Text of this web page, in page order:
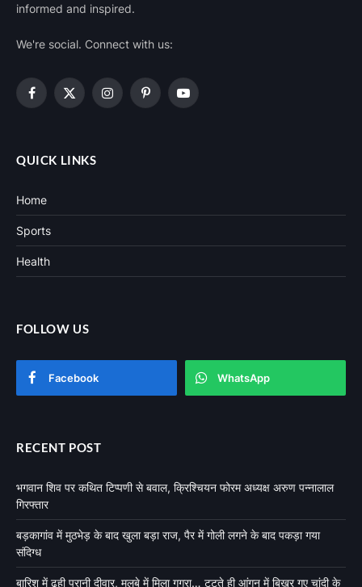
informed and inspired.
We're social. Connect with us:
Facebook
X
InstagramPinterestYouTube
QUICK LINKS
Home
Sports
Health
FOLLOW US
Facebook WhatsApp
RECENT POST
भगवान शिव पर कथित टिप्पणी से बवाल, क्रिश्चियन फोरम अध्यक्ष अरुण पन्नालाल
गिरफ्तार
बड़कागांव में मुठभेड़ के बाद खुला बड़ा राज, पैर में गोली लगने के बाद पकड़ा गया
संदिग्ध
बारिश में ढही पुरानी दीवार, मलबे में मिला गगरा… टूटते ही आंगन में बिखर गए चांदी के